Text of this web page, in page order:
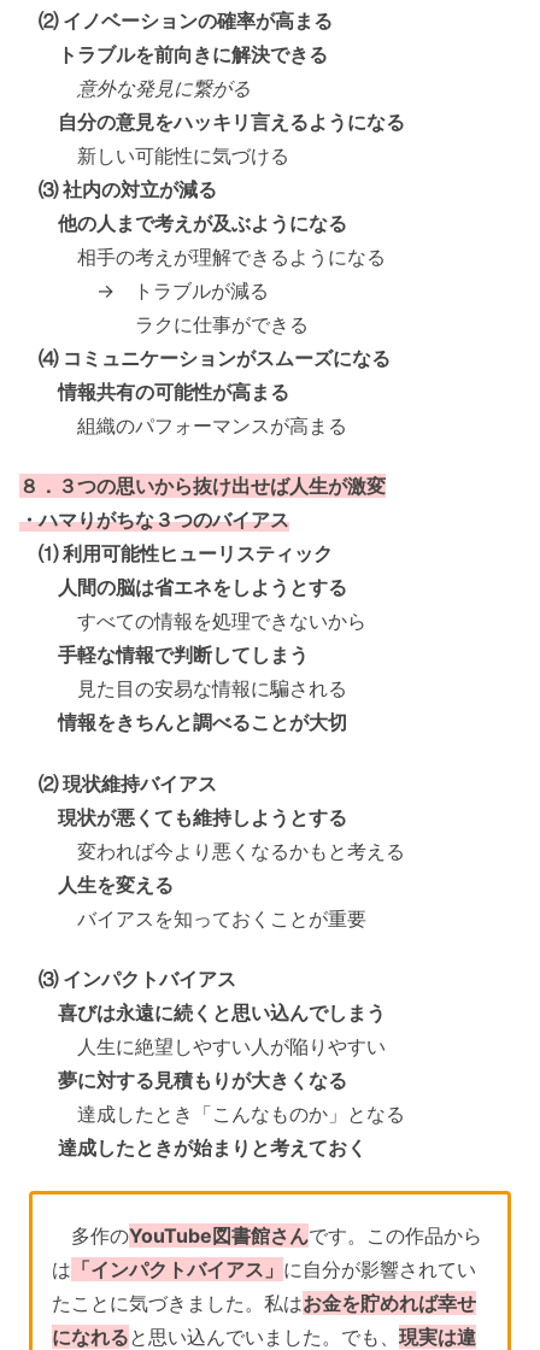
⑵ イノベーションの確率が高まる
トラブルを前向きに解決できる
意外な発見に繋がる
自分の意見をハッキリ言えるようになる
新しい可能性に気づける
⑶ 社内の対立が減る
他の人まで考えが及ぶようになる
相手の考えが理解できるようになる
→ トラブルが減る
ラクに仕事ができる
⑷ コミュニケーションがスムーズになる
情報共有の可能性が高まる
組織のパフォーマンスが高まる
８．３つの思いから抜け出せば人生が激変
・ハマりがちな３つのバイアス
⑴ 利用可能性ヒューリスティック
人間の脳は省エネをしようとする
すべての情報を処理できないから
手軽な情報で判断してしまう
見た目の安易な情報に騙される
情報をきちんと調べることが大切
⑵ 現状維持バイアス
現状が悪くても維持しようとする
変われば今より悪くなるかもと考える
人生を変える
バイアスを知っておくことが重要
⑶ インパクトバイアス
喜びは永遠に続くと思い込んでしまう
人生に絶望しやすい人が陥りやすい
夢に対する見積もりが大きくなる
達成したとき「こんなものか」となる
達成したときが始まりと考えておく
多作のYouTube図書館さんです。この作品から
は 「インパクトバイアス」 に自分が影響されてい
たことに気づきました。私はお金を貯めれば幸せ
になれると思い込んでいました。でも、現実は違